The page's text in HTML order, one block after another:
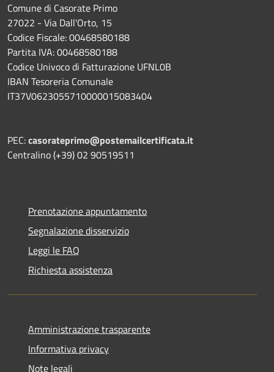
Comune di Casorate Primo
27022 - Via Dall'Orto, 15
Codice Fiscale: 00468580188
Partita IVA: 00468580188
Codice Univoco di Fatturazione UFNL0B
IBAN Tesoreria Comunale
IT37V0623055710000015083404
PEC:casorateprimo@postemailcertificata.it
Centralino (+39) 02 90519511
Prenotazione appuntamento
Segnalazione disservizio
Leggi le FAQ
Richiesta assistenza
Amministrazione trasparente
Informativa privacy
Note legali